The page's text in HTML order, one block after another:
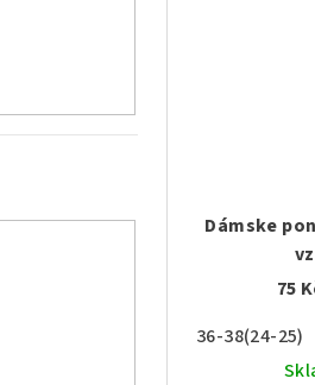
Dámske
75
36-38(24-25)